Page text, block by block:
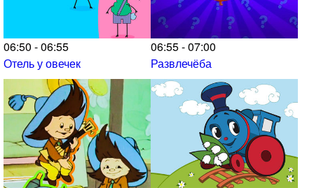
06:50 - 06:55
Отель у овечек
06:55 - 07:00
Развлечёба